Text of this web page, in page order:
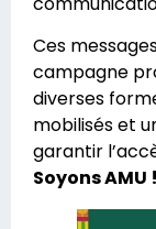
Ces
campagne
diverses
mobilisés et
garantir
Soyons AMU !